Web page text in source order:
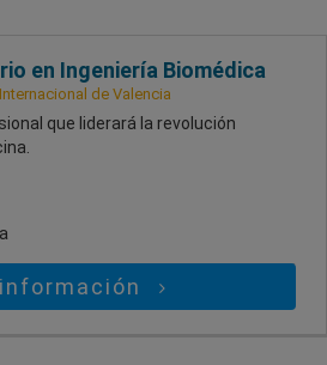
en Ingeniería Biomédica
de Valencia
que liderará la revolución